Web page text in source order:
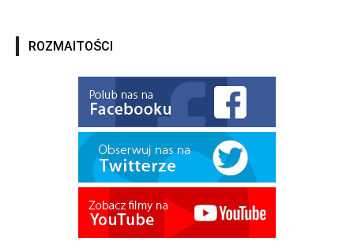
ROZMAITOŚCI